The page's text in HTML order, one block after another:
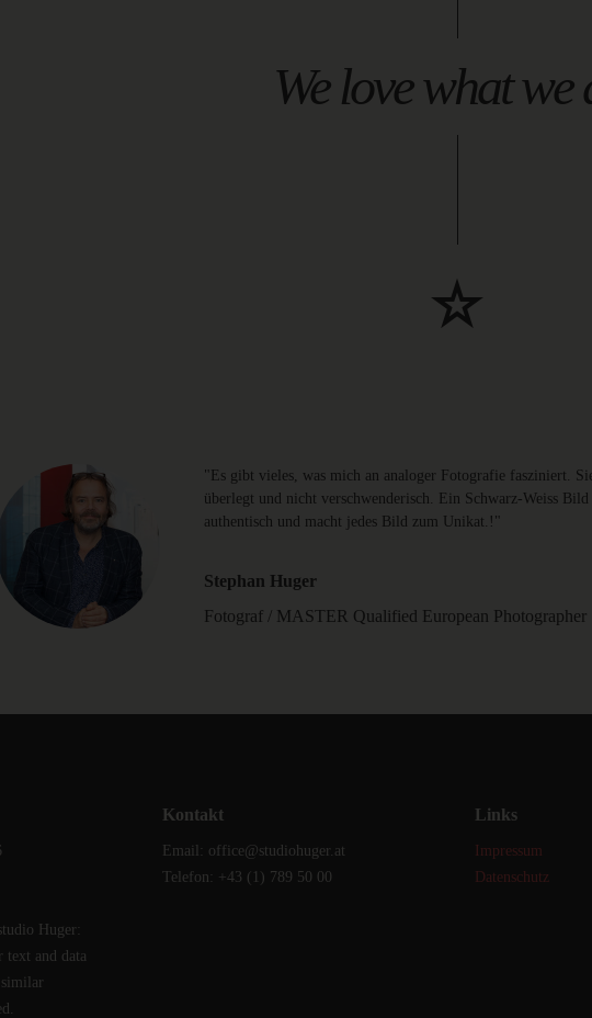
We love what we
"Es gibt vieles, was mich an analoger Fotografie fasziniert.
überlegt und nicht verschwenderisch. Ein Schwarz-Weiss
authentisch und macht jedes Bild zum Unikat.!"
Stephan Huger
Fotograf / MASTER Qualified European Photographer
Huger:
and data
Kontakt
Email: office@studiohuger.at
Telefon: +43 (1) 789 50 00
Links
Impressum
Datenschutz